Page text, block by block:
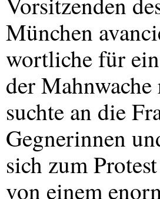
München
wortliche für
der
suchte an die
Gegnerinnen
sich zum
von einem